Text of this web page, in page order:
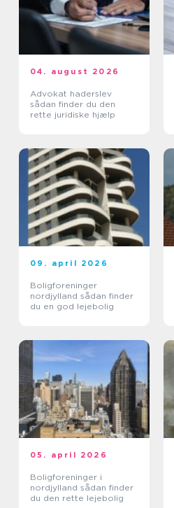
04. august 2026
Advokat haderslev
sådan finder du den
rette juridiske hjælp
09. april 2026
Boligforeninger
nordjylland sådan finder
du en god lejebolig
05. april 2026
Boligforeninger i
nordjylland sådan finder
du den rette lejebolig